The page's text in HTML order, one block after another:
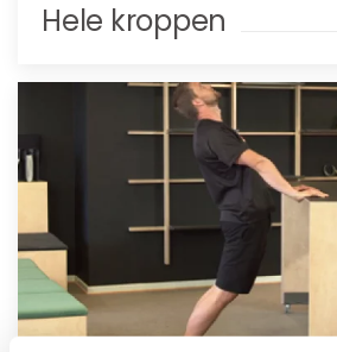
Hele kroppen